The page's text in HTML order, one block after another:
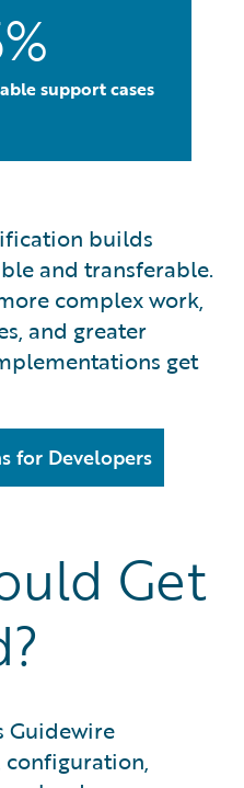
support cases
builds
and transferable.
complex work,
and greater
get
for Developers
Get
Guidewire
configuration,